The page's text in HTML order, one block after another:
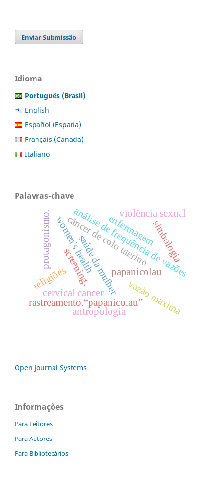
Enviar Submissão
Idioma
Português (Brasil)
English
Español (España)
Français (Canada)
Italiano
Palavras-chave
papanicolau
saúde da mulher
câncer de colo uterino
rastreamento.“papanicolau”
women's health
cervical cancer
screening.
análise de frequência de vazões
vazão máxima
simbologia
antropologia
religiões
enfermagem
violência sexual
protagonismo.
Open Journal Systems
Informações
Para Leitores
Para Autores
Para Bibliotecários